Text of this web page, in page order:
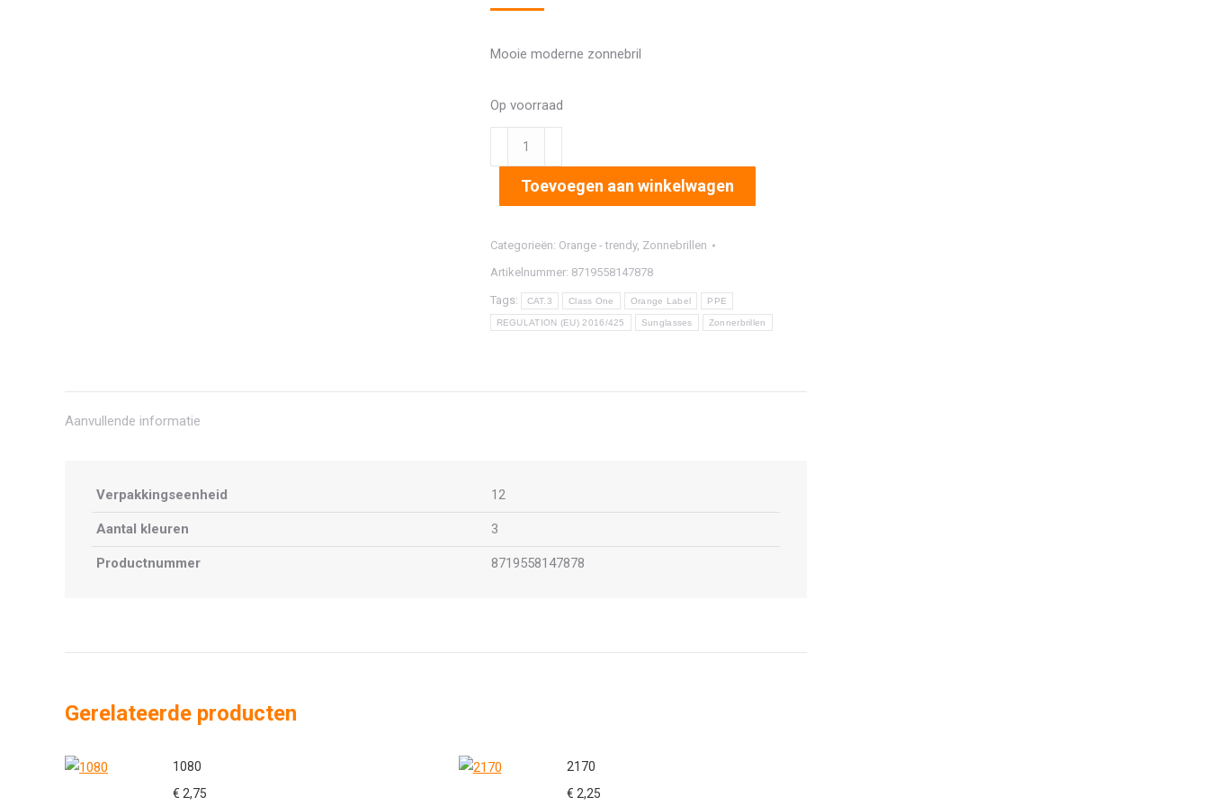
Mooie moderne zonnebril
Op voorraad
aantal
Toevoegen aan winkelwagen
Categorieën: Orange - trendy, Zonnebrillen
Artikelnummer: 8719558147878
Tags: CAT.3 Class One Orange Label PPE
REGULATION (EU) 2016/425 Sunglasses Zonnerbrillen
Aanvullende informatie
Verpakkingseenheid 12
Aantal kleuren 3
Productnummer 8719558147878
Gerelateerde producten
1080
€ 2,75
2170
€ 2,25